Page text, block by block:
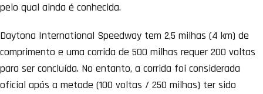
pelo qual ainda é conhecida.
Daytona International Speedway tem 2,5 milhas (4 km) de
comprimento e uma corrida de 500 milhas requer 200 voltas
para ser concluída. No entanto, a corrida foi considerada
oficial após a metade (100 voltas / 250 milhas) ter sido